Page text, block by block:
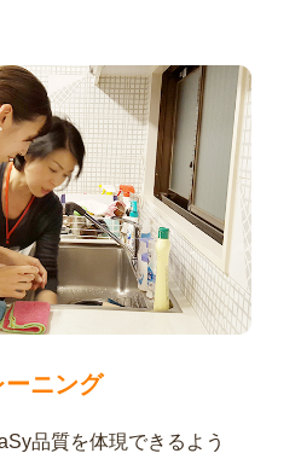
ーニング
品質を体現できるよう